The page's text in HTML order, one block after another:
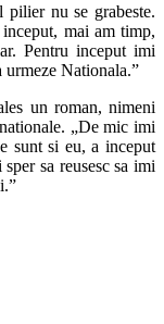
pilier nu se grabeste.
mai am timp,
Pentru inceput imi
urmeze Nationala.”
un roman, nimeni
„De mic imi
sunt si eu, a inceput
sa reusesc sa imi